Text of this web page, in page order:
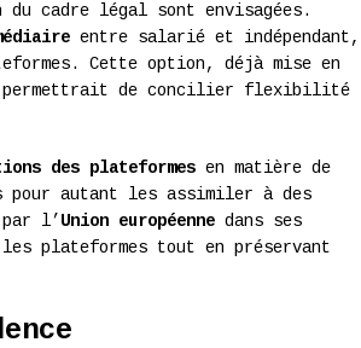
cadre légal sont envisagées.
entre salarié et indépendant,
Cette option, déjà mise en
de concilier flexibilité
des plateformes en matière de
pour autant les assimiler à des
l’ Union européenne dans ses
plateformes tout en préservant